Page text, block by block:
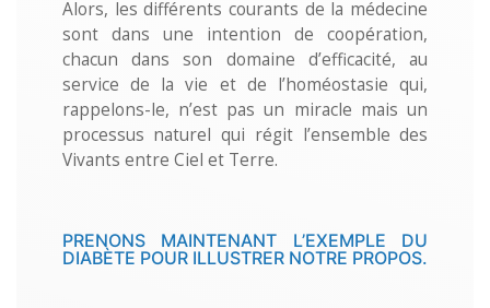
Alors, les différents courants de la médecine
sont dans une intention de coopération,
chacun dans son domaine d’efficacité, au
service de la vie et de l’homéostasie qui,
rappelons-le, n’est pas un miracle mais un
processus naturel qui régit l’ensemble des
Vivants entre Ciel et Terre.
​PRENONS MAINTENANT L’EXEMPLE DU
DIABÈTE POUR ILLUSTRER NOTRE PROPOS.